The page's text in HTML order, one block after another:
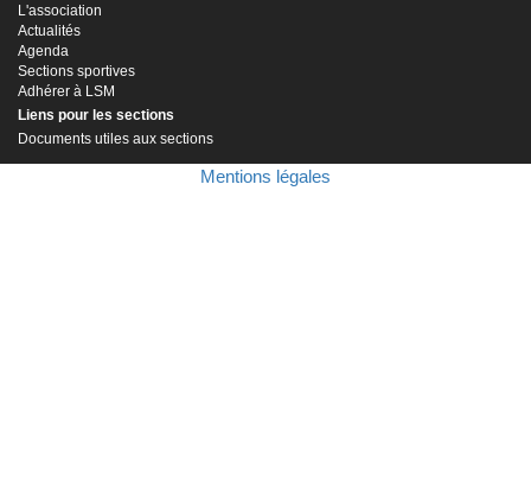
L'association
Actualités
Agenda
Sections sportives
Adhérer à LSM
Liens pour les sections
Documents utiles aux sections
Mentions légales